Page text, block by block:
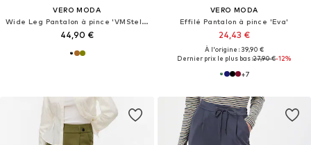
VERO MODA
Wide Leg Pantalon à pince 'VMStella'
44,90 €
VERO MODA
Effilé Pantalon à pince 'Eva'
24,43 €
À l'origine : 39,90 €
Dernier prix le plus bas :27,90 €-12%
+7